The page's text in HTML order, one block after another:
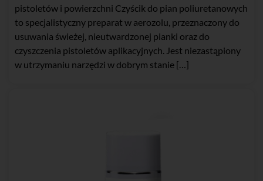
pistoletów i powierzchni Czyścik do pian poliuretanowych
to specjalistyczny preparat w aerozolu, przeznaczony do
usuwania świeżej, nieutwardzonej pianki oraz do
czyszczenia pistoletów aplikacyjnych. Jest niezastąpiony
w utrzymaniu narzędzi w dobrym stanie […]